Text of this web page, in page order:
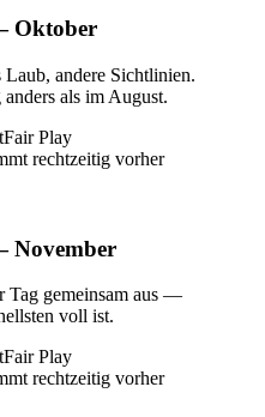
Oktober
Laub, andere Sichtlinien.
als im August.
Fair Play
rechtzeitig vorher
November
Tag gemeinsam aus —
voll ist.
Fair Play
rechtzeitig vorher